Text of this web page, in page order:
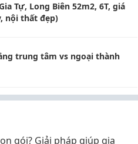
Tự, Long Biên 52m2, 6T, giá
nội thất đẹp)
trung tâm vs ngoại thành
gói? Giải pháp giúp gia